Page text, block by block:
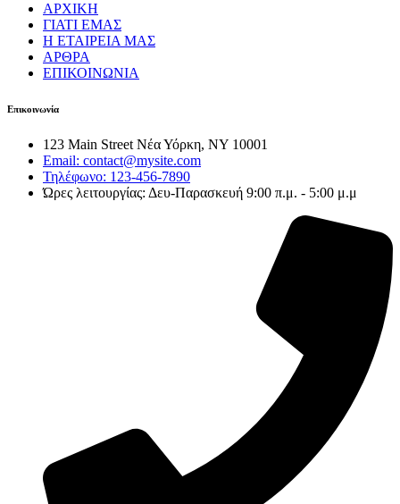
ΑΡΧΙΚΗ
ΓΙΑΤΙ ΕΜΑΣ
Η ΕΤΑΙΡΕΙΑ ΜΑΣ
ΑΡΘΡΑ
ΕΠΙΚΟΙΝΩΝΙΑ
Επικοινωνία
123 Main Street Νέα Υόρκη, NY 10001
Email: contact@mysite.com
Τηλέφωνο: 123-456-7890
Ώρες λειτουργίας: Δευ-Παρασκευή 9:00 π.μ. - 5:00 μ.μ